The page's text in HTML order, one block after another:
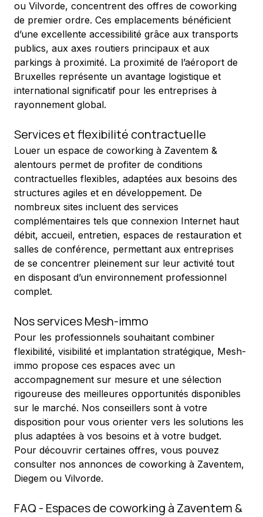
ou Vilvorde, concentrent des offres de coworking
de premier ordre. Ces emplacements bénéficient
d’une excellente accessibilité grâce aux transports
publics, aux axes routiers principaux et aux
parkings à proximité. La proximité de l’aéroport de
Bruxelles représente un avantage logistique et
international significatif pour les entreprises à
rayonnement global.
Services et flexibilité contractuelle
Louer un espace de coworking à Zaventem &
alentours permet de profiter de conditions
contractuelles flexibles, adaptées aux besoins des
structures agiles et en développement. De
nombreux sites incluent des services
complémentaires tels que connexion Internet haut
débit, accueil, entretien, espaces de restauration et
salles de conférence, permettant aux entreprises
de se concentrer pleinement sur leur activité tout
en disposant d’un environnement professionnel
complet.
Nos services Mesh-immo
Pour les professionnels souhaitant combiner
flexibilité, visibilité et implantation stratégique, Mesh-
immo propose ces espaces avec un
accompagnement sur mesure et une sélection
rigoureuse des meilleures opportunités disponibles
sur le marché. Nos conseillers sont à votre
disposition pour vous orienter vers les solutions les
plus adaptées à vos besoins et à votre budget.
Pour découvrir certaines offres, vous pouvez
consulter nos annonces de coworking à Zaventem,
Diegem ou Vilvorde.
FAQ - Espaces de coworking à Zaventem &